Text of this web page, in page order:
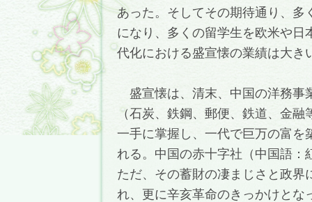
あった。そしてその期待通り、多
になり、多くの留学生を欧米や日
代化における盛宣懐の業績は大き
盛宣懐は、清末、中国の洋務事
（石炭、鉄鋼、郵便、鉄道、金
一手に掌握し、一代で巨万の富を
れる。中国の赤十字社（中国語：
ただ、その蓄財の凄まじさと政界
れ、更に辛亥革命のきっかけとな